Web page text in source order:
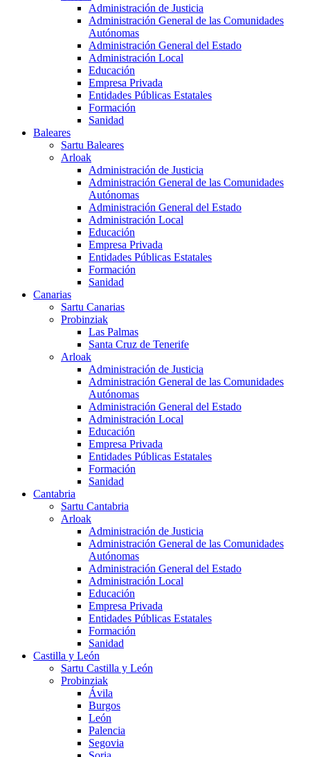
Administración de Justicia
Administración General de las Comunidades
Autónomas
Administración General del Estado
Administración Local
Educación
Empresa Privada
Entidades Públicas Estatales
Formación
Sanidad
Baleares
Sartu Baleares
Arloak
Administración de Justicia
Administración General de las Comunidades
Autónomas
Administración General del Estado
Administración Local
Educación
Empresa Privada
Entidades Públicas Estatales
Formación
Sanidad
Canarias
Sartu Canarias
Probinziak
Las Palmas
Santa Cruz de Tenerife
Arloak
Administración de Justicia
Administración General de las Comunidades
Autónomas
Administración General del Estado
Administración Local
Educación
Empresa Privada
Entidades Públicas Estatales
Formación
Sanidad
Cantabria
Sartu Cantabria
Arloak
Administración de Justicia
Administración General de las Comunidades
Autónomas
Administración General del Estado
Administración Local
Educación
Empresa Privada
Entidades Públicas Estatales
Formación
Sanidad
Castilla y León
Sartu Castilla y León
Probinziak
Ávila
Burgos
León
Palencia
Segovia